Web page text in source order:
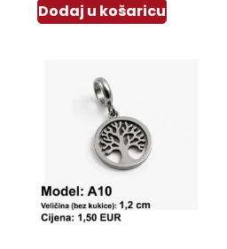
Dodaj u košaricu